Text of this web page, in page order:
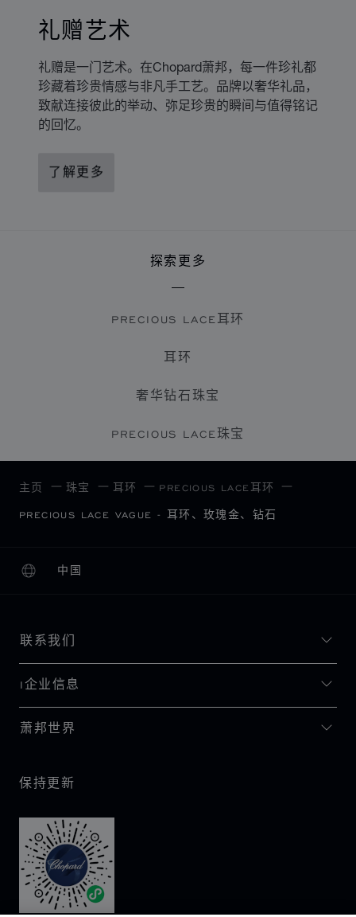
礼赠艺术
礼赠是一门艺术。在Chopard萧邦，每一件珍礼都
珍藏着珍贵情感与非凡手工艺。品牌以奢华礼品，
致献连接彼此的举动、弥足珍贵的瞬间与值得铭记
的回忆。
了解更多
探索更多
PRECIOUS LACE耳环
耳环
奢华钻石珠宝
PRECIOUS LACE珠宝
主页 珠宝 耳环 PRECIOUS LACE耳环
PRECIOUS LACE VAGUE - 耳环、玫瑰金、钻石
中国
本地化（更改国家/地区）
更改国家/地区
联系我们
I企业信息
萧邦世界
保持更新